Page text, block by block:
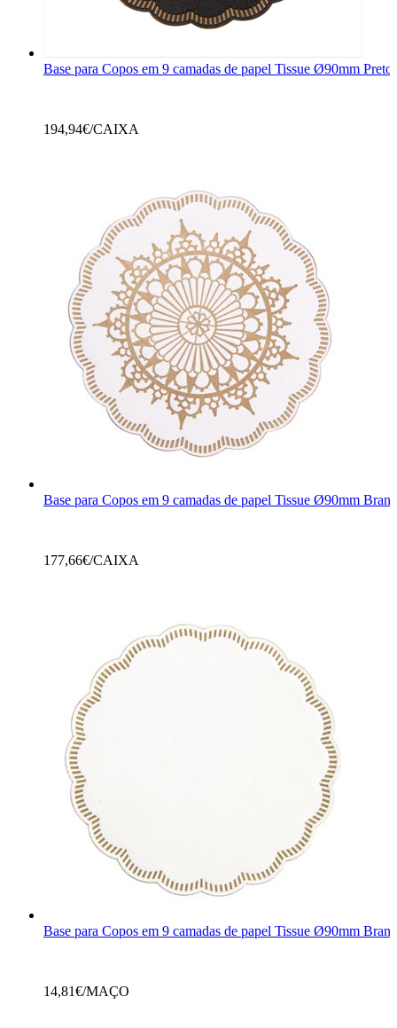
Base para Copos em 9 camadas de papel Tissue Ø90mm
194,94€/CAIXA
Base para Copos em 9 camadas de papel Tissue Ø90mm
177,66€/CAIXA
Base para Copos em 9 camadas de papel Tissue Ø90mm
14,81€/MAÇO